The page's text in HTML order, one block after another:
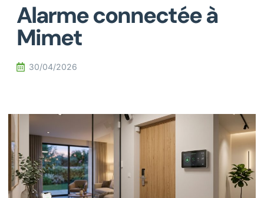
Alarme connectée à
Mimet
30/04/2026